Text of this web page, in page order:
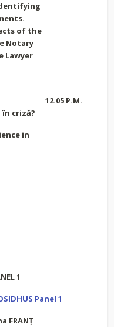
of the
Notary
Lawyer
criză?
in
12.05 P.M.
1
Panel 1
FRANȚ